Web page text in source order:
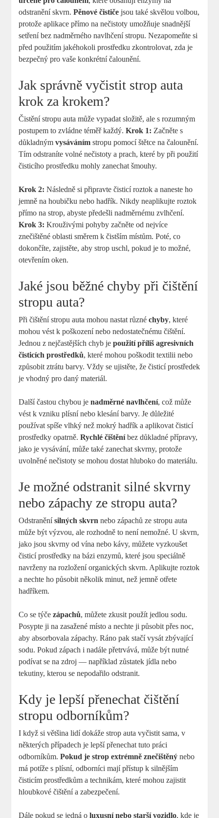
odstranění skvrn.Pěnové čističe jsou také skvělou volbou,
protože aplikace přímo na nečistoty umožňuje snadnější
setření bez nadměrného navlhčení stropu. Nezapomeňte si
před použitím jakéhokoli prostředku zkontrolovat, zda je
bezpečný pro vaše konkrétní čalounění.
Jak správně vyčistit strop auta
krok za krokem?
Čistění stropu auta může vypadat složitě, ale s rozumným
postupem to zvládne téměř každý.Krok 1: Začněte s
důkladnýmvysáváním stropu pomocí štětce na čalounění.
Tím odstraníte volné nečistoty a prach, které by při použití
čisticího prostředku mohly zanechat šmouhy.
Krok 2: Následně si připravte čisticí roztok a naneste ho
jemně na houbičku nebo hadřík. Nikdy neaplikujte roztok
přímo na strop, abyste předešli nadměrnému zvlhčení.
Krok 3: Krouživými pohyby začněte od nejvíce
znečištěné oblasti směrem k čistším místům. Poté, co
dokončíte, zajistěte, aby strop uschl, pokud je to možné,
otevřením oken.
Jaké jsou běžné chyby při čištění
stropu auta?
Při čištění stropu auta mohou nastat různéchyby, které
mohou vést k poškození nebo nedostatečnému čištění.
Jednou z nejčastějších chyb jepoužití příliš agresivních
čisticích prostředků, které mohou poškodit textilii nebo
způsobit ztrátu barvy. Vždy se ujistěte, že čisticí prostředek
je vhodný pro daný materiál.
Další častou chybou jenadměrné navlhčení, což může
vést k vzniku plísní nebo klesání barvy. Je důležité
používat spíše vlhký než mokrý hadřík a aplikovat čisticí
prostředky opatrně.Rychlé čištěníbez důkladné přípravy,
jako je vysávání, může také zanechat skvrny, protože
uvolněné nečistoty se mohou dostat hluboko do materiálu.
Je možné odstranit silné skvrny
nebo zápachy ze stropu auta?
Odstraněnísilných skvrn nebo zápachů ze stropu auta
může být výzvou, ale rozhodně to není nemožné. U skvrn,
jako jsou skvrny od vína nebo kávy, můžete vyzkoušet
čisticí prostředky na bázi enzymů, které jsou speciálně
navrženy na rozložení organických skvrn. Aplikujte roztok
a nechte ho působit několik minut, než jemně otřete
hadříkem.
Co se týčezápachů, můžete zkusit použít jedlou sodu.
Posypte ji na zasažené místo a nechte ji působit přes noc,
aby absorbovala zápachy. Ráno pak stačí vysát zbývající
sodu. Pokud zápach i nadále přetrvává, může být nutné
podívat se na zdroj — například zůstatek jídla nebo
tekutiny, kterou se nepodařilo odstranit.
Kdy je lepší přenechat čištění
stropu odborníkům?
I když si většina lidí dokáže strop auta vyčistit sama, v
některých případech je lepší přenechat tuto práci
odborníkům.Pokud je strop extrémně znečištěný nebo
má potíže s plísní, odborníci mají přístup k silnějším
čisticím prostředkům a technikám, které mohou zajistit
hloubkové čištění a zabezpečení.
Dále pokud se jedná oluxusní nebo starší vozidlo, kde je